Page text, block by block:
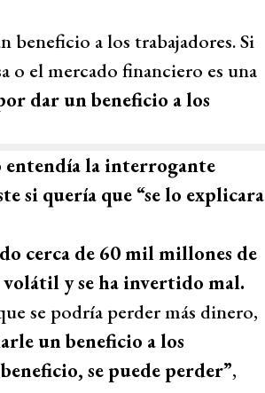
beneficio a los trabajadores. Si
o el mercado financiero es una
dar un beneficio a los
entendía la interrogante
si quería que “se lo explicara
cerca de 60 mil millones de
y se ha invertido mal.
se podría perder más dinero,
un beneficio a los
se puede perder”,